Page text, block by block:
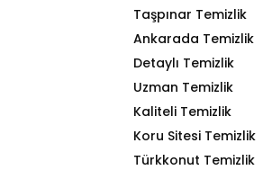
Taşpınar Temizlik
Ankarada Temizlik
Detaylı Temizlik
Uzman Temizlik
Kaliteli Temizlik
Koru Sitesi Temizlik
Türkkonut Temizlik